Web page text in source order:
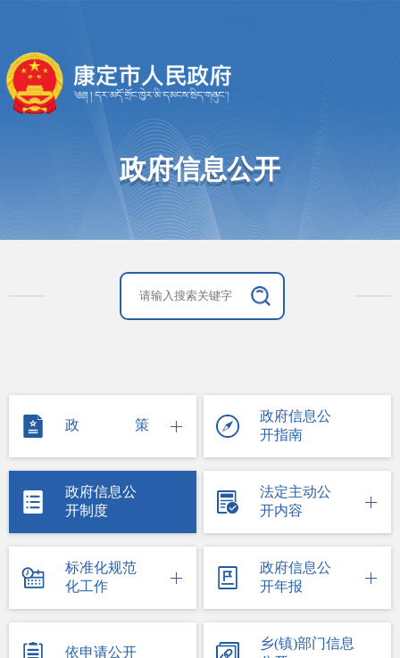
政府信息公开
政策
政府信息公
开指南
政府信息公
开制度
法定主动公
开内容
标准化规范
化工作
政府信息公
开年报
依申请公开
乡(镇)部门信息